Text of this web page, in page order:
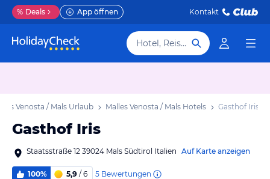
% Deals App öffnen Kontakt
Hotel, Reiseziel
Venosta / Mals Urlaub Malles Venosta / Mals Hotels Gasthof Iris
Gasthof Iris
Staatsstraße 12 39024 Mals Südtirol Italien Auf Karte anzeigen
100% 5,9 / 6 5 Bewertungen